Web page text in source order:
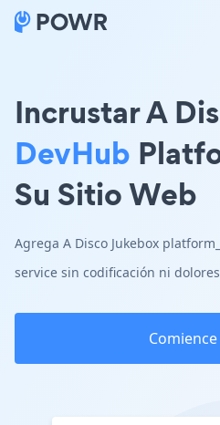
Incrustar A
DevHub
Su Sitio Web
Agrega A Disco Jukebox
service sin codificación ni